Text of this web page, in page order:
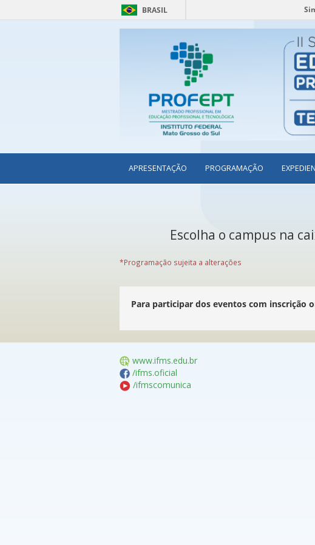
BRASIL
APRESENTAÇÃO PROGRAMAÇÃO
Escolha o campus na
*Programação sujeita a alterações
Para participar dos eventos com inscrição
www.ifms.edu.br
/ifms.oficial
/ifmscomunica